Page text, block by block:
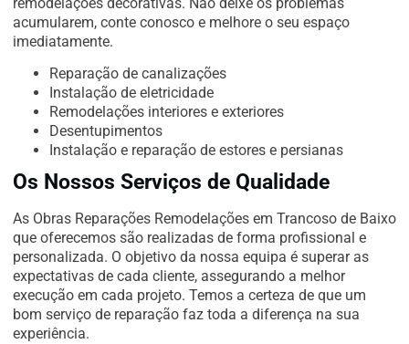
acumularem, conte conosco e melhore o seu espaço
imediatamente.
Reparação de canalizações
Instalação de eletricidade
Remodelações interiores e exteriores
Desentupimentos
Instalação e reparação de estores e persianas
Os Nossos Serviços de Qualidade
As Obras Reparações Remodelações em Trancoso de Baixo
que oferecemos são realizadas de forma profissional e
personalizada. O objetivo da nossa equipa é superar as
expectativas de cada cliente, assegurando a melhor
execução em cada projeto. Temos a certeza de que um
bom serviço de reparação faz toda a diferença na sua
experiência.